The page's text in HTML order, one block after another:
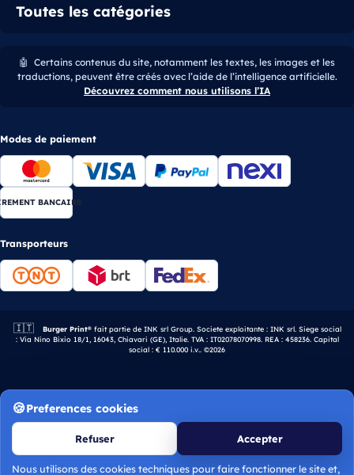
Toutes les catégories
🤖 Certains contenus du site, notamment les textes, les images et les
traductions, peuvent être créés avec l’aide de l’intelligence artificielle.
Découvrez comment nous utilisons l’IA
Modes de paiement
BANCAIRE
Transporteurs
🇮🇹 Entreprise italienne.
Burger Print®fait partie de INK srl Group. Societe exploitante : INK srl. Siege social
: Via Nino Bixio 18/1, 16043, Chiavari (GE), Italie. TVA : IT02078070998. REA : 458236. Capital
social : € 110.000 i.v.. ©2026
Preferences cookies
Refuser Accepter
Nous utilisons des cookies techniques pour faire fonctionner le site et,